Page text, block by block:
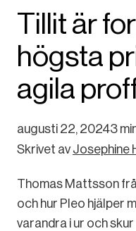
Tillit är
högsta
agila
augusti 22, 20243
Skrivet av Josephine
Thomas Mattsson
och hur Pleo hjälper
varandra i ur och skur